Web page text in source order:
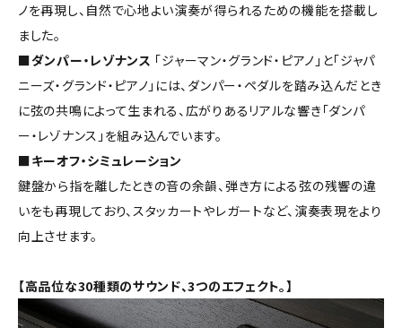
ノを再現し、自然で心地よい演奏が得られるための機能を搭載し
ました。
■ダンパー・レゾナンス 「ジャーマン・グランド・ピアノ」と「ジャパ
ニーズ・グランド・ピアノ」には、ダンパー・ペダルを踏み込んだとき
に弦の共鳴によって生まれる、広がりあるリアルな響き「ダンパ
ー・レゾナンス」を組み込んでいます。
■キーオフ・シミュレーション
鍵盤から指を離したときの音の余韻、弾き方による弦の残響の違
いをも再現しており、スタッカートやレガートなど、演奏表現をより
向上させます。
【高品位な30種類のサウンド、3つのエフェクト。】